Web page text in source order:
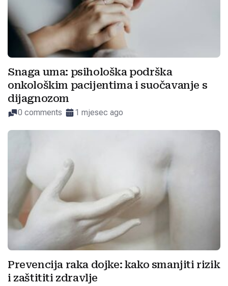
Snaga uma: psihološka podrška
onkološkim pacijentima i suočavanje s
dijagnozom
0 comments 1 mjesec ago
Prevencija raka dojke: kako smanjiti rizik
i zaštititi zdravlje